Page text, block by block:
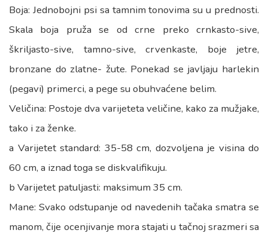
Boja: Jednobojni psi sa tamnim tonovima su u prednosti.
Skala boja pruža se od crne preko crnkasto-sive,
škriljasto-sive, tamno-sive, crvenkaste, boje jetre,
bronzane do zlatne- žute. Ponekad se javljaju harlekin
(pegavi) primerci, a pege su obuhvaćene belim.
Veličina: Postoje dva varijeteta veličine, kako za mužjake,
tako i za ženke.
a Varijetet standard: 35-58 cm, dozvoljena je visina do
60 cm, a iznad toga se diskvalifikuju.
b Varijetet patuljasti: maksimum 35 cm.
Mane: Svako odstupanje od navedenih tačaka smatra se
manom, čije ocenjivanje mora stajati u tačnoj srazmeri sa